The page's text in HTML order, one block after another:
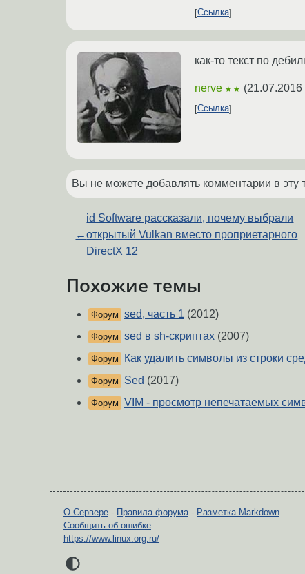
Ссылка
как-то текст по
nerve ★★ (
Ссылка
Вы не можете добавлять комментарии в
←
id Software рассказали, почему выбрали
открытый Vulkan вместо проприетарного
DirectX 12
Похожие темы
Форум sed, часть 1 (2012)
Форум sed в sh-скриптах (2007)
Форум Как удалить символы из строки
Форум Sed (2017)
Форум VIM - просмотр непечатаемых
О Сервере - Правила форума- Разметка Markdown
Сообщить об ошибке
https://www.linux.org.ru/